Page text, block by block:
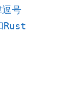
号
Rust